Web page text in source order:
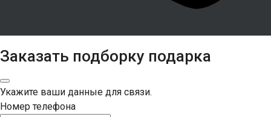
Заказать подборку подарка
Укажите ваши данные для связи.
Номер телефона